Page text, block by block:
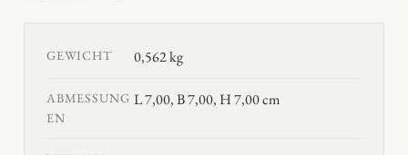
GEWICHT 0,562 kg
ABMESSUNG
EN
L 7,00, B 7,00, H 7,00 cm